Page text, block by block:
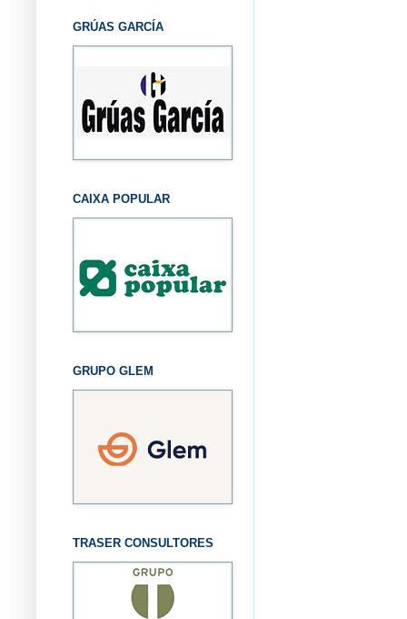
GRÚAS GARCÍA
CAIXA POPULAR
GRUPO GLEM
TRASER CONSULTORES